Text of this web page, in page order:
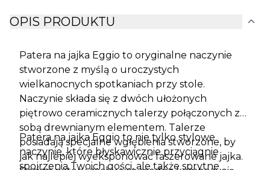
OPIS PRODUKTU expand_more
Patera na jajka Eggio to oryginalne naczynie
stworzone z myślą o uroczystych
wielkanocnych spotkaniach przy stole.
Naczynie składa się z dwóch ułożonych
piętrowo ceramicznych talerzy połączonych ze
sobą drewnianym elementem. Talerze
posiadają specjalne wgłębienia stworzone, by
jak najlepiej wyeksponować faszerowane jajka.
Patera na jajka Eggio to nie tylko stylowe
naczynie, które błyskawicznie przyciągnie
spojrzenia Twoich gości, ale także sprytne